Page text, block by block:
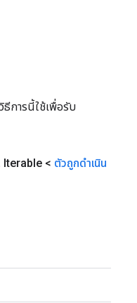
การนี้ใช้เพื่อรับ
Iterable < ตัวถูกดำเนิน